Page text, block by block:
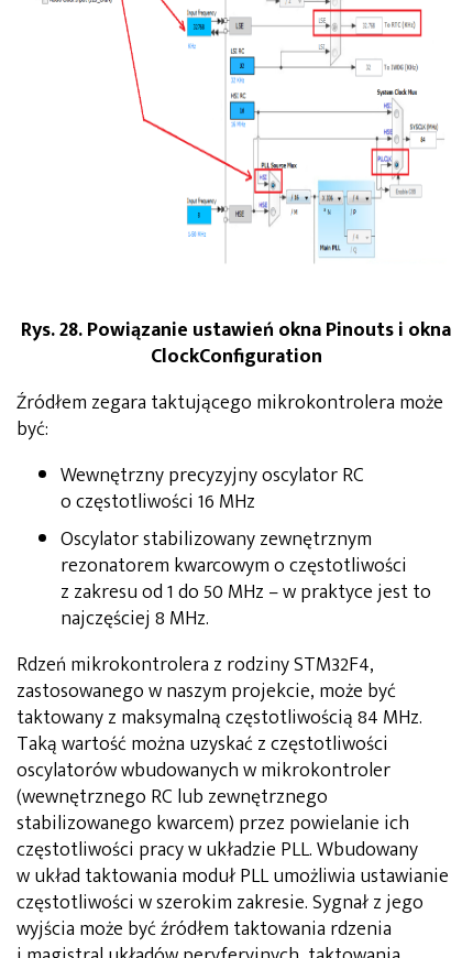
Rys. 28. Powiązanie ustawień okna Pinouts i okna
ClockConfiguration
Źródłem zegara taktującego mikrokontrolera może
być:
Wewnętrzny precyzyjny oscylator RC
o częstotliwości 16 MHz
Oscylator stabilizowany zewnętrznym
rezonatorem kwarcowym o częstotliwości
z zakresu od 1 do 50 MHz – w praktyce jest to
najczęściej 8 MHz.
Rdzeń mikrokontrolera z rodziny STM32F4,
zastosowanego w naszym projekcie, może być
taktowany z maksymalną częstotliwością 84 MHz.
Taką wartość można uzyskać z częstotliwości
oscylatorów wbudowanych w mikrokontroler
(wewnętrznego RC lub zewnętrznego
stabilizowanego kwarcem) przez powielanie ich
częstotliwości pracy w układzie PLL. Wbudowany
w układ taktowania moduł PLL umożliwia ustawianie
częstotliwości w szerokim zakresie. Sygnał z jego
wyjścia może być źródłem taktowania rdzenia